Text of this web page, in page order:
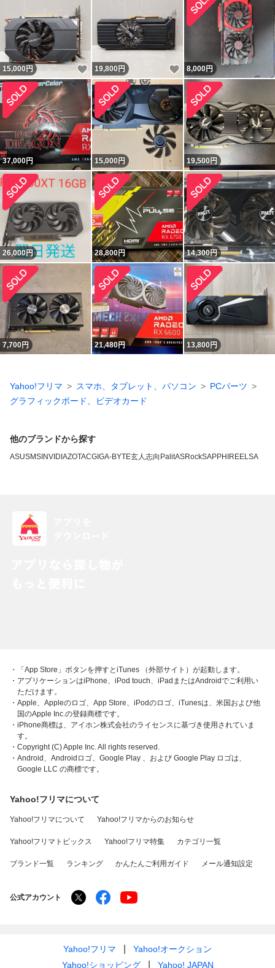
15,000円 いいね！
19,800円 いいね！
8,000円
37,000円 15,000円 19,500円
26,000円 28,800円 14,300円
7,700円 21,480円 13,800円
Yahoo!フリマ スマホ、タブレット、パソコン
PCパーツ
グラフィックボード、ビデオカード
他のブランドから探す
ASUSMSI NVIDIAZOTACGIGA-BYTE玄人志向 PalitASRockSAPPHIREELSA
・「App Store」ボタンを押すとiTunes （外部サイト）が起動します。
・アプリケーションはiPhone、iPod touch、iPadまたはAndroidでご利用い
ただけます。
・Apple、Appleのロゴ、App Store、iPodのロゴ、iTunesは、米国および他
国のApple Inc.の登録商標です。
・iPhone商標は、アイホン株式会社のライセンスに基づき使用されていま
す。
・Copyright (C) Apple Inc. All rights reserved.
・Android、Androidロゴ、Google Play 、および Google Play ロゴは、
Google LLC の商標です。
Yahoo!フリマについて
Yahoo!フリマについて Yahoo!フリマからのお知らせ
Yahoo!フリマトピックス Yahoo!フリマ特集 カテゴリ一覧
ブランド一覧 ランキング かんたんご利用ガイド メール通知設定
公式アカウント
Yahoo!フリマ
Yahoo!オークション
Yahoo!ショッピング
Yahoo! JAPAN